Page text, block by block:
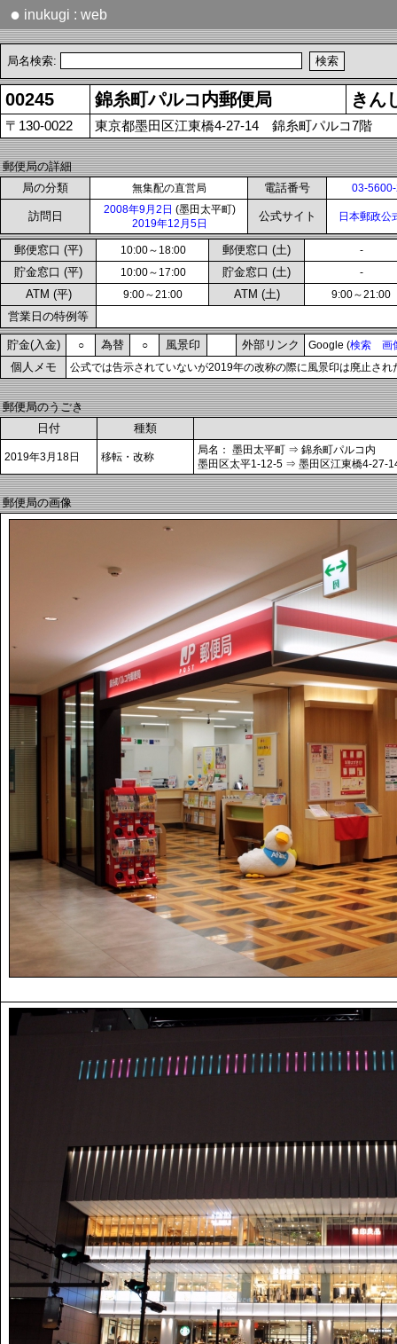
● inukugi : web
局名検索:
00245 錦糸町パルコ内郵便局 きん
〒130-0022 東京都墨田区江東橋4-27-14 錦糸町パルコ7階
郵便局の詳細
局の分類
無集配の直営局 電話番号 03-
訪問日 2008年9月2日 (墨田太平町)
2019年12月5日
公式サイト 日本郵政公
郵便窓口 (平) 10:00～18:00 郵便窓口 (土) -
貯金窓口 (平) 10:00～17:00 貯金窓口 (土) -
ATM (平) 9:00～21:00 ATM (土) 9:00～21:00
営業日の特例等
貯金(入金) ○ 為替 ○ 風景印 外部リンク Google (検索 画
個人メモ 公式では告示されていないが2019年の改称の際に風景印は廃止され
郵便局のうごき
日付
種類
2019年3月18日 移転・改称
局名： 墨田太平町 ⇒ 錦糸町パルコ内
墨田区太平1-12-5 ⇒ 墨田区江東橋4-27-
郵便局の画像